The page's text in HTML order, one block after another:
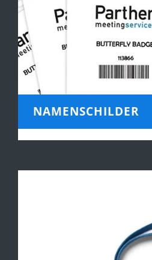
NAMENSCHILDER